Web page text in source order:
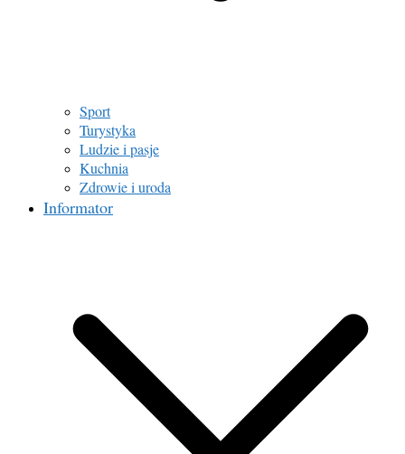
Sport
Turystyka
Ludzie i pasje
Kuchnia
Zdrowie i uroda
Informator